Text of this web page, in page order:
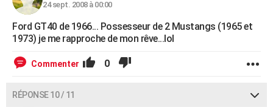
24 sept. 2008 à 00:00
Ford GT40 de 1966... Possesseur de 2 Mustangs (1965 et
1973) je me rapproche de mon rêve...lol
Commenter 0
RÉPONSE 10 / 11